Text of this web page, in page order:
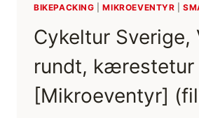
BIKEPACKING |MIKROEVENTYR |
Cykeltur Sverige,
rundt, kærestetur
[Mikroeventyr]